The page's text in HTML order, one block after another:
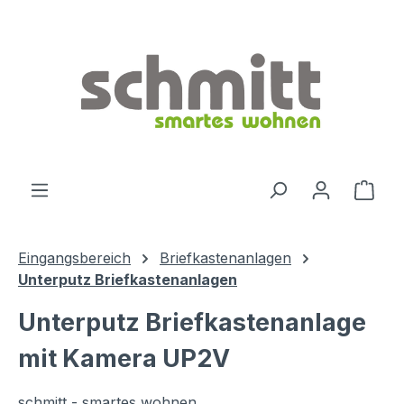
Eingangsbereich
Briefkastenanlagen
Unterputz Briefkastenanlagen
Unterputz Briefkastenanlage
mit Kamera UP2V